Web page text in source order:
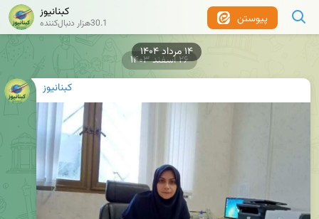
۱۴ مرداد ۱۴۰۴
پیوستن کبنانیوز
30.1هزار دنبال‌کننده
کبنانیوز
۲۶ اسفند ۱۴۰۳